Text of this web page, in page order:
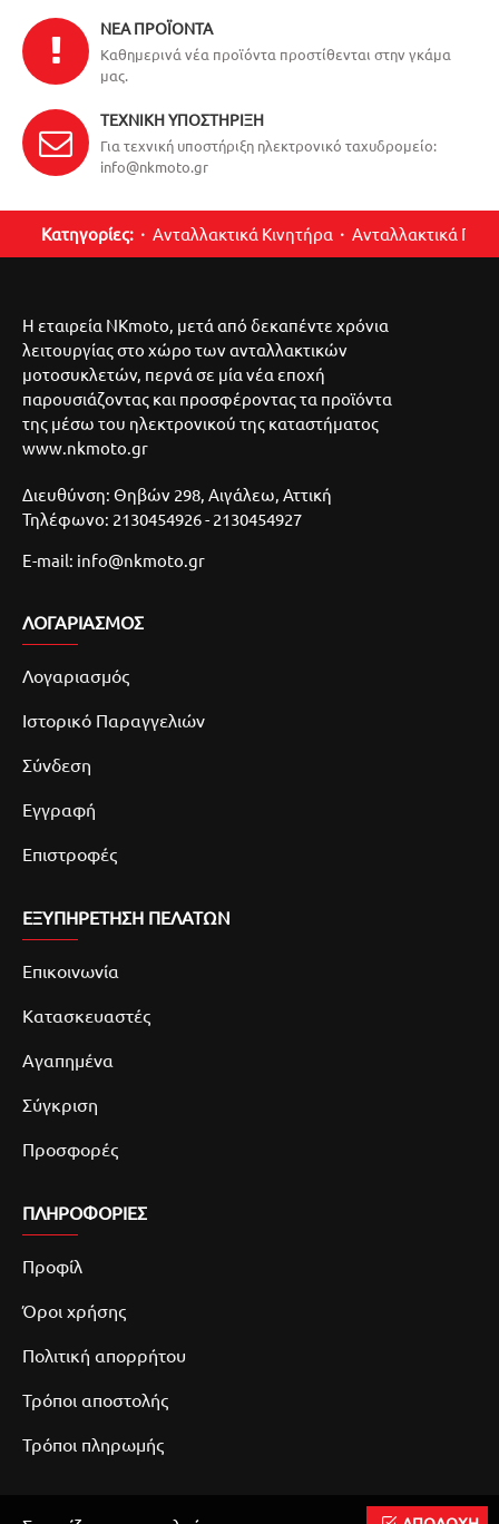
ΝΈΑ ΠΡΟΪΌΝΤΑ
Καθημερινά νέα προϊόντα προστίθενται στην γκάμα
μας.
ΤΕΧΝΙΚΉ ΥΠΟΣΤΉΡΙΞΗ
Για τεχνική υποστήριξη ηλεκτρονικό ταχυδρομείο:
info@nkmoto.gr
Κατηγορίες: Ανταλλακτικά Κινητήρα Ανταλλακτικά
Η εταιρεία NKmoto, μετά από δεκαπέντε χρόνια
λειτουργίας στο χώρο των ανταλλακτικών
μοτοσυκλετών, περνά σε μία νέα εποχή
παρουσιάζοντας και προσφέροντας τα προϊόντα
της μέσω του ηλεκτρονικού της καταστήματος
www.nkmoto.gr
Διευθύνση: Θηβών 298, Αιγάλεω, Αττική
Τηλέφωνο: 2130454926 - 2130454927
E-mail: info@nkmoto.gr
ΛΟΓΑΡΙΑΣΜΌΣ
Λογαριασμός
Ιστορικό Παραγγελιών
Σύνδεση
Εγγραφή
Επιστροφές
ΕΞΥΠΗΡΕΤΗΣΗ ΠΕΛΑΤΩΝ
Επικοινωνία
Κατασκευαστές
Αγαπημένα
Σύγκριση
Προσφορές
ΠΛΗΡΟΦΟΡΙΕΣ
Προφίλ
Όροι χρήσης
Πολιτική απορρήτου
Τρόποι αποστολής
Τρόποι πληρωμής